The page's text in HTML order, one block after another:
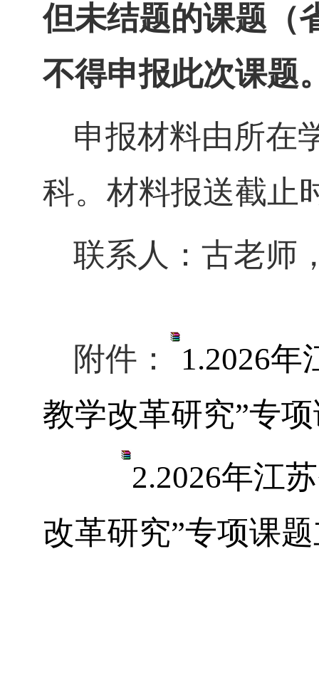
但未结题的课题（
不得申报此次课题
申报材料由所在
科。材料报送截止
联系人：古老师
附件： 1.2026年
教学改革研究”专
2.2026年江
改革研究”专项课